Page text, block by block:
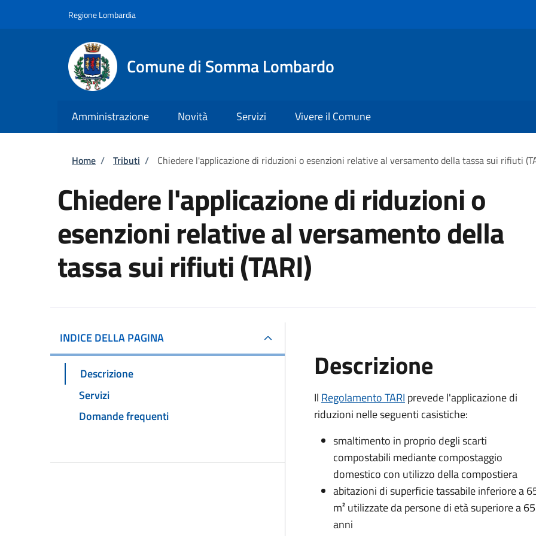
Regione Lombardia
Comune di Somma Lombardo
Amministrazione Novità Servizi Vivere il Comune
Briciole di pane
Home / Tributi / Chiedere l'applicazione di riduzioni o esenzioni relative al versamento della tassa sui rifiuti
Chiedere l'applicazione di riduzioni o
esenzioni relative al versamento della
tassa sui rifiuti (TARI)
INDICE DELLA PAGINA
Descrizione
Servizi
Domande frequenti
Descrizione
Il Regolamento TARI prevede l'applicazione di
riduzioni nelle seguenti casistiche:
smaltimento in proprio degli scarti
compostabili mediante compostaggio
domestico con utilizzo della compostiera
abitazioni di superficie tassabile inferiore a
m² utilizzate da persone di età superiore a 65
anni